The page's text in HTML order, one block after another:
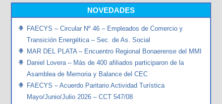
NOVEDADES
FAECYS – Circular Nº 46 – Empleados de Comercio y
Transición Energética – Sec. de As. Social
MAR DEL PLATA – Encuentro Regional Bonaerense del MMI
Daniel Lovera – Más de 400 afiliados participaron de la
Asamblea de Memoria y Balance del CEC
FAECYS – Acuerdo Paritario Actividad Turística
Mayo/Junio/Julio 2026 – CCT 547/08